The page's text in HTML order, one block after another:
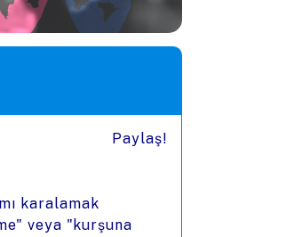
Paylaş!
karalamak
veya "kurşuna